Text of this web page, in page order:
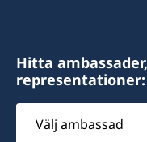
Hitta
representationer:
Välj
ambassad